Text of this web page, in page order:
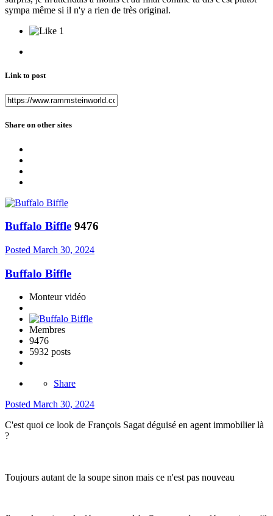
sympa même si il n'y a rien de très original.
1
Link to post
Share on other sites
Buffalo Biffle 9476
Posted March 30, 2024
Buffalo Biffle
Monteur vidéo
Membres
9476
5932 posts
Share
Posted March 30, 2024
C'est quoi ce look de François Sagat déguisé en agent immobilier là
?
Toujours autant de la soupe sinon mais ce n'est pas nouveau